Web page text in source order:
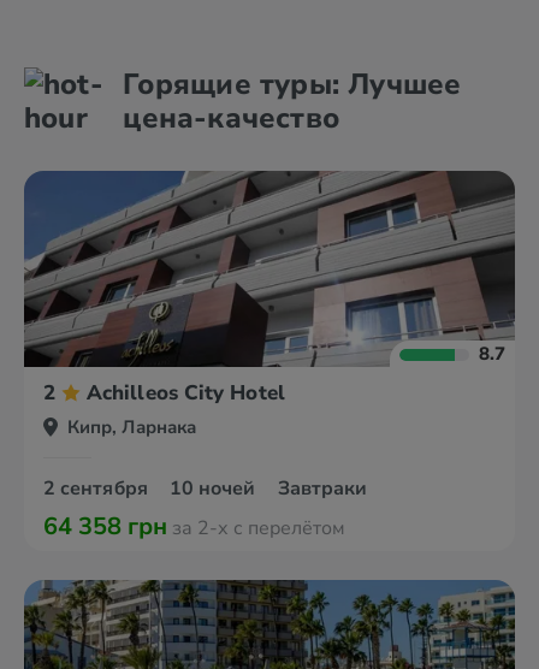
Кириния Лимассол
Горящие туры: Лучшее
цена-качество
8.7
2 Achilleos City Hotel
Кипр, Ларнака
2 сентября 10 ночей Завтраки
64 358 грн за 2-х с перелётом